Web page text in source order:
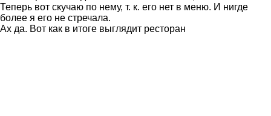
Теперь вот скучаю по нему, т. к. его нет в меню. И нигде
более я его не стречала.
Ах да. Вот как в итоге выглядит ресторан